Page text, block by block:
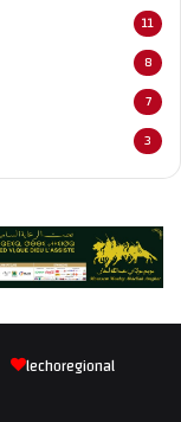
11
8
7
3
lechoregional